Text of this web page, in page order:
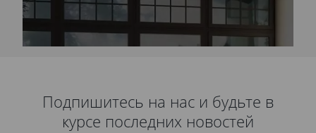
Подпишитесь на нас и будьте в
курсе последних новостей